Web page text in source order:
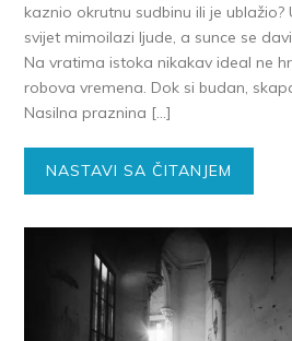
kaznio okrutnu sudbinu ili je
svijet mimoilazi ljude, a sunce se
Na vratima istoka nikakav ideal ne
robova vremena. Dok si budan,
Nasilna praznina […]
NASTAVI SA ČITANJEM